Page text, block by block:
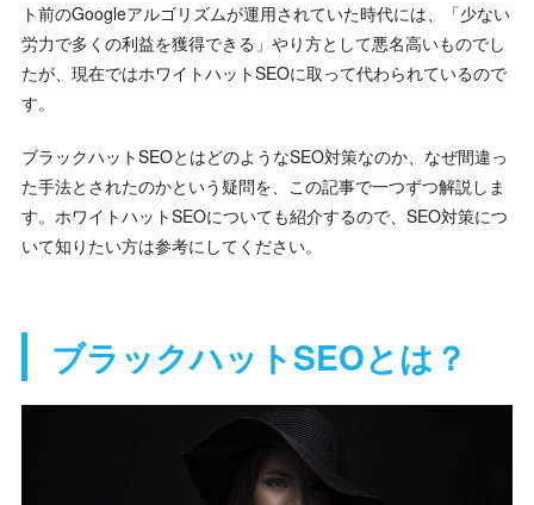
ト前のGoogleアルゴリズムが運用されていた時代には、「少ない
労力で多くの利益を獲得できる」やり方として悪名高いものでし
たが、現在ではホワイトハットSEOに取って代わられているので
す。
ブラックハットSEOとはどのようなSEO対策なのか、なぜ間違っ
た手法とされたのかという疑問を、この記事で一つずつ解説しま
す。ホワイトハットSEOについても紹介するので、SEO対策につ
いて知りたい方は参考にしてください。
ブラックハットSEOとは？